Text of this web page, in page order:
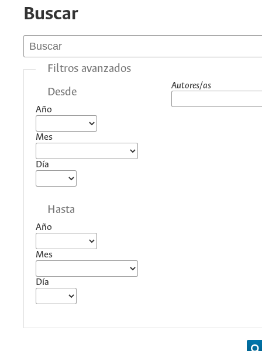
Buscar
Filtros avanzados
Desde
Año
Mes
Día
Hasta
Año
Mes
Día
Autores/as